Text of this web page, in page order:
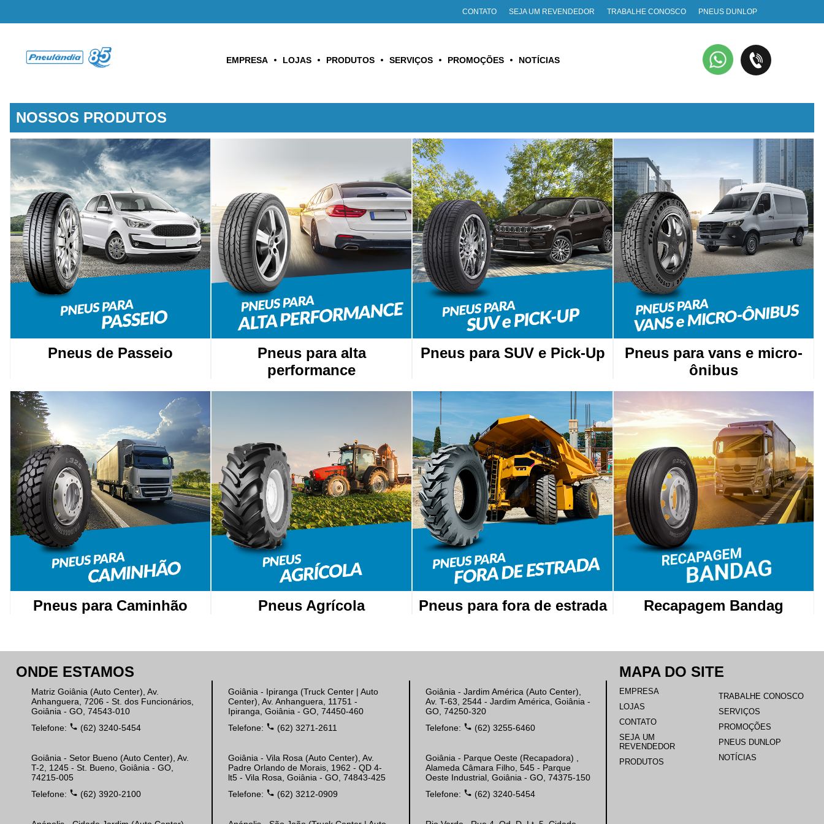
CONTATO SEJA UM REVENDEDOR TRABALHE CONOSCO PNEUS DUNLOP
EMPRESA LOJAS PRODUTOS SERVIÇOS PROMOÇÕES NOTÍCIAS
NOSSOS PRODUTOS
Pneus de Passeio
Pneus para alta
performance
Pneus para SUV e Pick-Up
Pneus para vans e micro-
ônibus
Pneus para Caminhão Pneus Agrícola Pneus para fora de estrada Recapagem Bandag
ONDE ESTAMOS
Matriz Goiânia (Auto Center), Av.
Anhanguera, 7206 - St. dos Funcionários,
Goiânia - GO, 74543-010
Telefone: phone (62) 3240-5454
Goiânia - Ipiranga (Truck Center | Auto
Center), Av. Anhanguera, 11751 -
Ipiranga, Goiânia - GO, 74450-460
Telefone: phone (62) 3271-2611
Goiânia - Jardim América (Auto Center),
Av. T-63, 2544 - Jardim América, Goiânia -
GO, 74250-320
Telefone: phone (62) 3255-6460
Goiânia - Setor Bueno (Auto Center), Av.
T-2, 1245 - St. Bueno, Goiânia - GO,
74215-005
Telefone: phone (62) 3920-2100
Goiânia - Vila Rosa (Auto Center), Av.
Padre Orlando de Morais, 1962 - QD 4-
lt5 - Vila Rosa, Goiânia - GO, 74843-425
Telefone: phone (62) 3212-0909
Goiânia - Parque Oeste (Recapadora) ,
Alameda Câmara Filho, 545 - Parque
Oeste Industrial, Goiânia - GO, 74375-150
Telefone: phone (62) 3240-5454
MAPA DO SITE
EMPRESA
LOJAS
CONTATO
SEJA UM
REVENDEDOR
PRODUTOS
TRABALHE CONOSCO
SERVIÇOS
PROMOÇÕES
PNEUS DUNLOP
NOTÍCIAS